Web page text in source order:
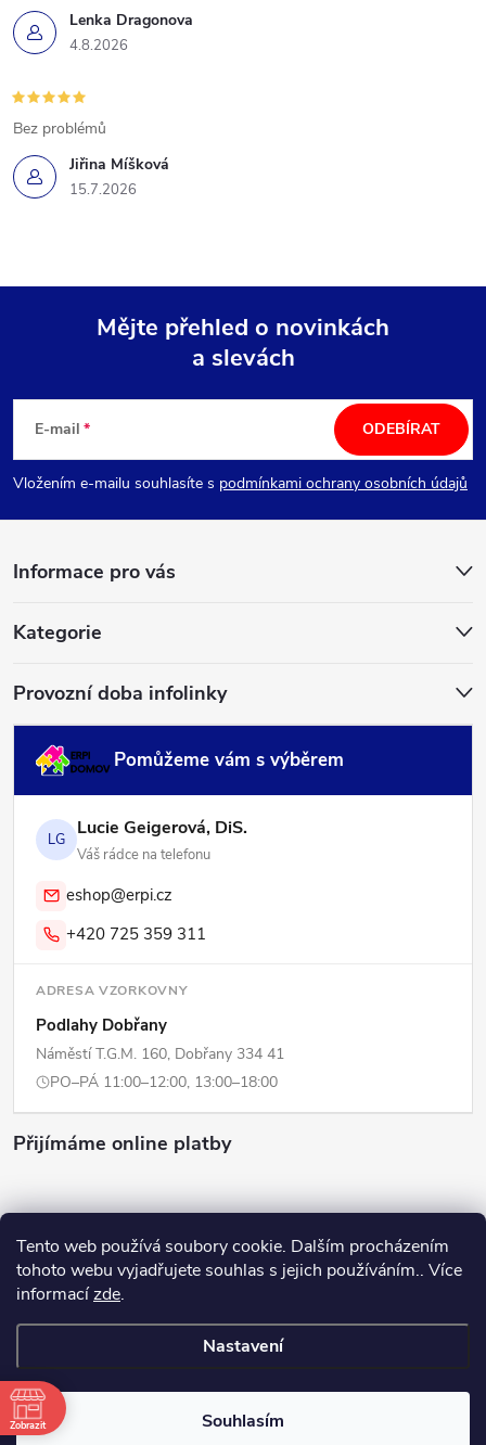
Tento web používá soubory cookie. Dalším procházením
tohoto webu vyjadřujete souhlas s jejich používáním.. Více
informacízde.
Nastavení
Souhlasím
Lenka Dragonova
4.8.2026
Jiřina Míšková
15.7.2026
Bez problémů
p
a
Mějte přehled o novinkách
a slevách
E-mail
Vložením e-mailu souhlasíte s podmínkami ochrany osobních údajů
ODEBÍRAT
Informace pro vás
Kategorie
Provozní doba infolinky
Pomůžeme vám s výběrem
LG Lucie Geigerová, DiS.
Váš rádce na telefonu
eshop@erpi.cz
+420 725 359 311
ADRESA VZORKOVNY
Podlahy Dobřany
Náměstí T.G.M. 160, Dobřany 334 41
PO–PÁ 11:00–12:00, 13:00–18:00
Přijímáme online platby
Vytvořil Shoptet
Copyright 2026ERPI - Domov. Všechna práva vyhrazena.Upravit
Odstoupit od smlouvy
Zobrazit